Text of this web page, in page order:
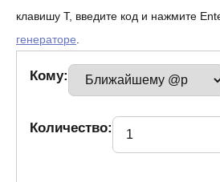
клавишу T, введите код и нажмите
генераторе.
Кому:
Количество: